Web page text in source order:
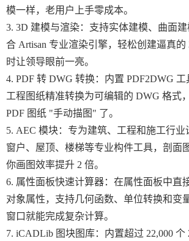
模一样，老用户上手零成本。
3. 3D 建模与渲染：支持实体建模、曲面
合 Artisan 专业渲染引擎，轻松创建逼真
时让领导眼前一亮。
4. PDF 转 DWG 转换：内置 PDF2DWG
工程图纸精准转换为可编辑的 DWG 格式
PDF 图纸 "手动描图" 了。
5. AEC 模块：专为建筑、工程和施工行业
窗户、屋顶、楼梯等专业构件工具，剖面
你画图效率提升 2 倍。
6. 属性面板快速计算器：在属性面板中直
对象属性，支持几何函数、单位转换和变
窗口就能完成复杂计算。
7. iCADLib 图块图库：内置超过 22,000 个